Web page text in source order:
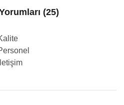
(25)
İletişim